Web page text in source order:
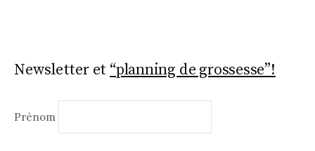
Newsletter et “planning de grossesse”!
Prénom